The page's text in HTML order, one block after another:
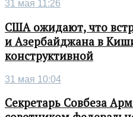
31 мая 11:26
США ожидают, что
и Азербайджана в
конструктивной
31 мая 10:04
Секретарь Совбеза